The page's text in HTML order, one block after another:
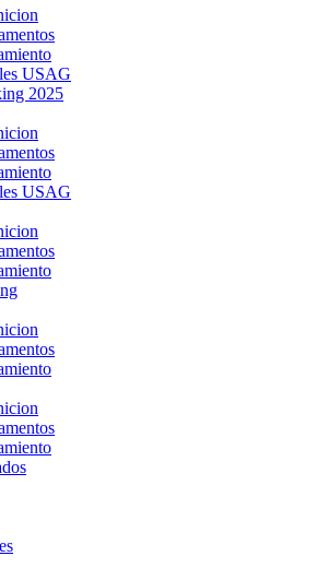
USAG
2025
USAG